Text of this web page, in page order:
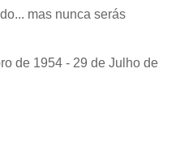
mas nunca serás
de 1954 - 29 de Julho de